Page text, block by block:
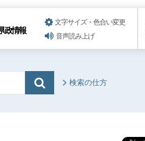
政情報
文字サイズ・色合い変更
音声読み上げ
検索の仕方